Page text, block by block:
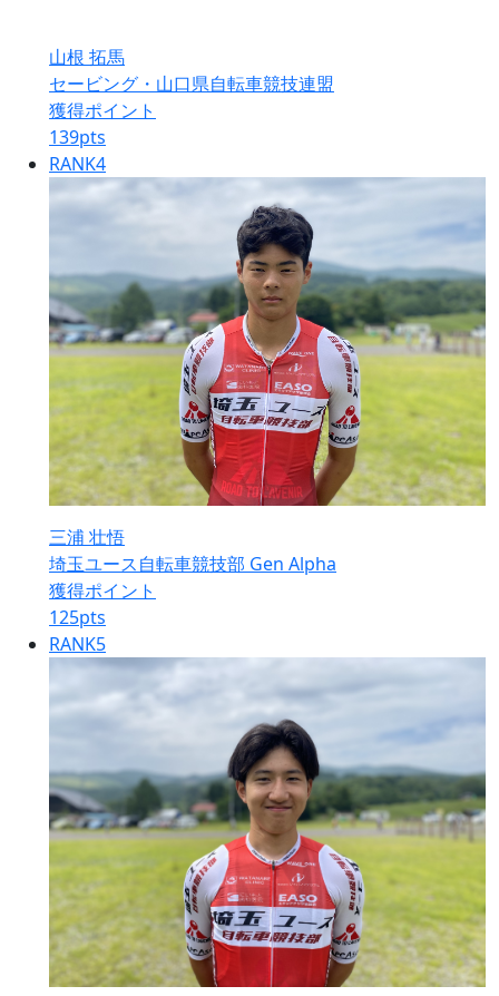
山根 拓馬
セービング・山口県自転車競技連盟
獲得ポイント
139pts
RANK4
三浦 壮悟
埼玉ユース自転車競技部 Gen Alpha
獲得ポイント
125pts
RANK5